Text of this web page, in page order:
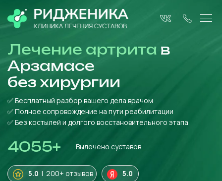
Лечение артрита в
Арзамасе
безхирургии
✅ Бесплатный разбор вашего дела врачом
✅ Полное сопровождение на пути реабилитации
✅ Без костылей и долгого восстановительного этапа
4055+ Вылечено суставов
5.0 | 200+ отзывов 5.0